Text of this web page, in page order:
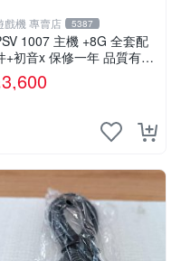
戲機 專賣店 5387
1007 主機 +8G 全套配
初音x 保修一年 品質有保
障
3,600